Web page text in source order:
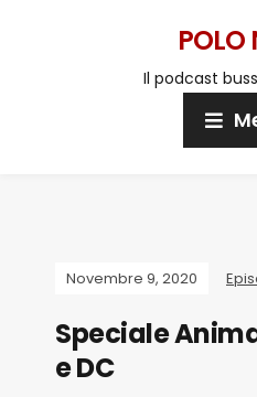
POLO
Il podcast
Novembre 9, 2020
Speciale
e DC